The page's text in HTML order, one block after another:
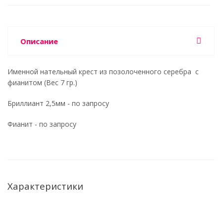
Описание
Именной нательный крест из позолоченного серебра с
фианитом (Вес 7 гр.)
Бриллиант 2,5мм - по запросу
Фианит - по запросу
Характеристики